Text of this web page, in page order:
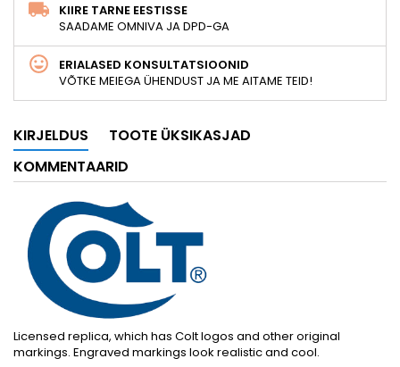
KIIRE TARNE EESTISSE
SAADAME OMNIVA JA DPD-GA
ERIALASED KONSULTATSIOONID
VÕTKE MEIEGA ÜHENDUST JA ME AITAME TEID!
KIRJELDUS
TOOTE ÜKSIKASJAD
KOMMENTAARID
Licensed replica, which has Colt logos and other original
markings. Engraved markings look realistic and cool.